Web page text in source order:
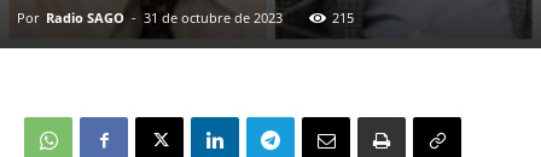
Por Radio SAGO - 31 de octubre de 2023 215